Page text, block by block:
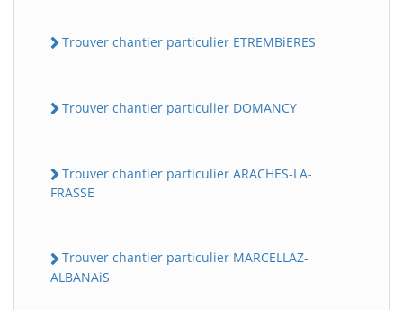
Trouver chantier particulier ETREMBiERES
Trouver chantier particulier DOMANCY
Trouver chantier particulier ARACHES-LA-
FRASSE
Trouver chantier particulier MARCELLAZ-
ALBANAiS